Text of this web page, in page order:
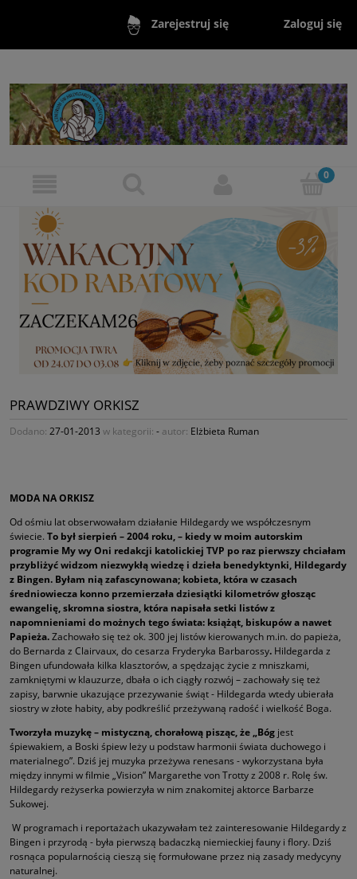
Zarejestruj się Zaloguj się
PRAWDZIWY ORKISZ
Dodano: 27-01-2013 w kategorii: - autor: Elżbieta Ruman
MODA NA ORKISZ
Od ośmiu lat obserwowałam działanie Hildegardy we współczesnym
świecie. To był sierpień – 2004 roku, – kiedy w moim autorskim
programie My wy Oni redakcji katolickiej TVP po raz pierwszy chciałam
przybliżyć widzom niezwykłą wiedzę i dzieła benedyktynki, Hildegardy
z Bingen. Byłam nią zafascynowana; kobieta, która w czasach
średniowiecza konno przemierzała dziesiątki kilometrów głosząc
ewangelię, skromna siostra, która napisała setki listów z
napomnieniami do możnych tego świata: książąt, biskupów a nawet
Papieża.Zachowało się też ok. 300 jej listów kierowanych m.in. do papieża,
do Bernarda z Clairvaux, do cesarza Fryderyka Barbarossy. Hildegarda z
Bingen ufundowała kilka klasztorów, a spędzając życie z mniszkami,
zamkniętymi w klauzurze, dbała o ich ciągły rozwój – zachowały się też
zapisy, barwnie ukazujące przezywanie świąt - Hildegarda wtedy ubierała
siostry w złote habity, aby podkreślić przeżywaną radość i wielkość Boga.
Tworzyła muzykę – mistyczną, chorałową pisząc, że „Bóg jest
śpiewakiem, a Boski śpiew leży u podstaw harmonii świata duchowego i
materialnego”. Dziś jej muzyka przeżywa renesans - wykorzystana była
między innymi w filmie „Vision” Margarethe von Trotty z 2008 r. Rolę św.
Hildegardy reżyserka powierzyła w nim znakomitej aktorce Barbarze
Sukowej.
W programach i reportażach ukazywałam też zainteresowanie Hildegardy z
Bingen i przyrodą - była pierwszą badaczką niemieckiej fauny i flory. Dziś
rosnąca popularnością cieszą się formułowane przez nią zasady medycyny
naturalnej.